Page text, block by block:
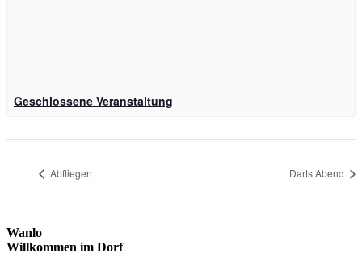
Geschlossene Veranstaltung
Abfliegen Darts Abend
Wanlo
Willkommen im Dorf